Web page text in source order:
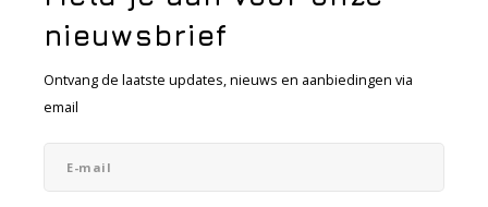
nieuwsbrief
Ontvang de laatste updates, nieuws en aanbiedingen via
email
Beperkt bereik LTE / WiFi / site-overstijgend
Geen integratie Volledig geïntegreerde workflows
Dit is niet zomaar een upgrade.
Het is een compleet andere manier van werken.